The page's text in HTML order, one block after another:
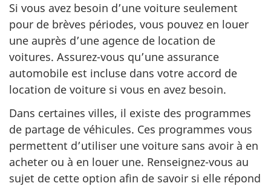
Si vous avez besoin d’une voiture seulement
pour de brèves périodes, vous pouvez en louer
une auprès d’une agence de location de
voitures. Assurez-vous qu’une assurance
automobile est incluse dans votre accord de
location de voiture si vous en avez besoin.
Dans certaines villes, il existe des programmes
de partage de véhicules. Ces programmes vous
permettent d’utiliser une voiture sans avoir à en
acheter ou à en louer une. Renseignez-vous au
sujet de cette option afin de savoir si elle répond